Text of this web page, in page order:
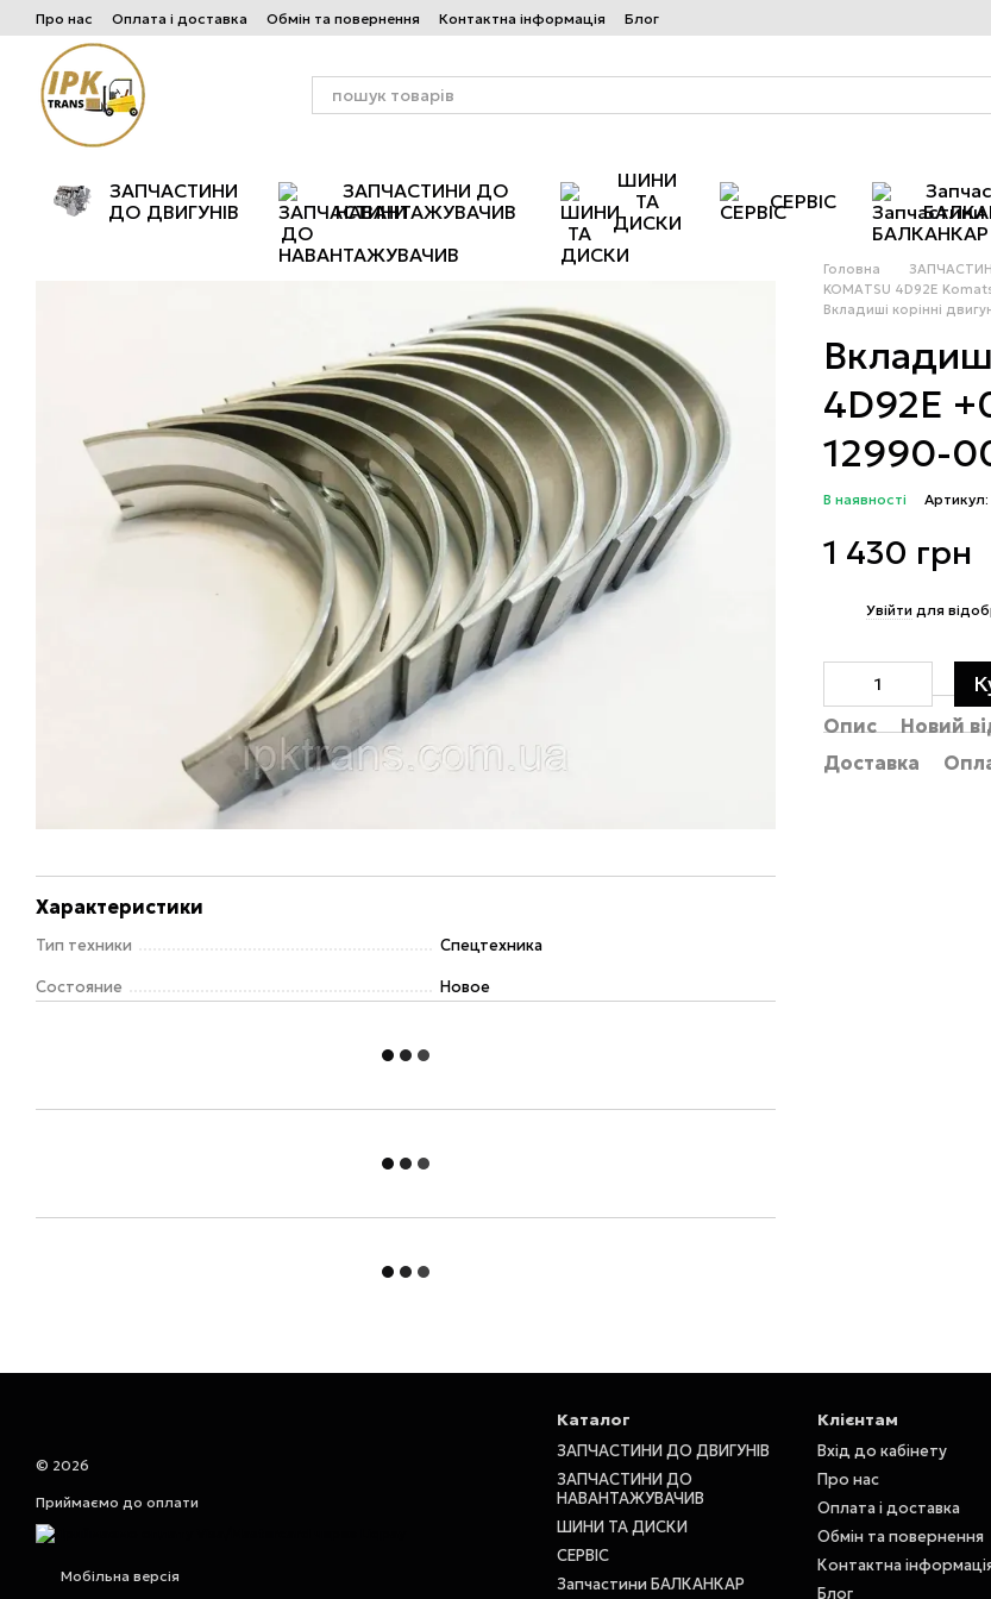
Перейти до основного контенту
Про нас Оплата і доставка Обмін та повернення Контактна інформація Блог
ЗАПЧАСТИНИ
ДО ДВИГУНІВ
ЗАПЧАСТИНИ ДО
НАВАНТАЖУВАЧИВ
ШИНИ
ТА
ДИСКИ
СЕРВІС
Характеристики
Тип техники Спецтехника
Состояние Новое
Головна
KOMATSU 4D92E
Вкладиші корінні
4D92E
12990-
В наявності
1 430 грн
Увійти для
Опис
Новий
Доставка
© 2026
Приймаємо до оплати
Мобільна версія
Каталог
ЗАПЧАСТИНИ ДО ДВИГУНІВ
ЗАПЧАСТИНИ ДО
НАВАНТАЖУВАЧИВ
ШИНИ ТА ДИСКИ
СЕРВІС
Запчастини БАЛКАНКАР
Клієнтам
Вхід до кабінету
Про нас
Оплата і доставка
Обмін та повернення
Контактна
Блог